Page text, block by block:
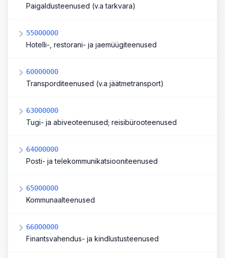
Paigaldusteenused (v.a tarkvara)
55000000
Hotelli-, restorani- ja jaemüügiteenused
60000000
Transporditeenused (v.a jäätmetransport)
63000000
Tugi- ja abiveoteenused; reisibürooteenused
64000000
Posti- ja telekommunikatsiooniteenused
65000000
Kommunaalteenused
66000000
Finantsvahendus- ja kindlustusteenused